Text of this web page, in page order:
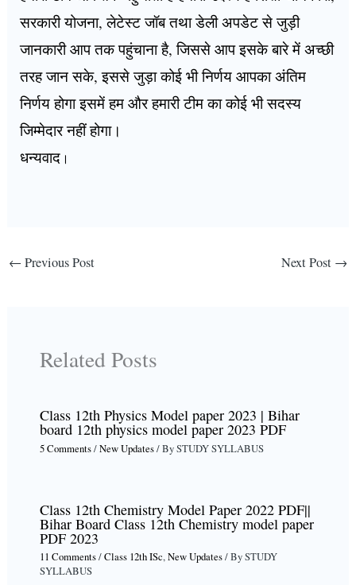
सरकारी योजना, लेटेस्ट जॉब तथा डेली अपडेट से जुड़ी
जानकारी आप तक पहुंचाना है, जिससे आप इसके बारे में अच्छी
तरह जान सके, इससे जुड़ा कोई भी निर्णय आपका अंतिम
निर्णय होगा इसमें हम और हमारी टीम का कोई भी सदस्य
जिम्मेदार नहीं होगा।
धन्यवाद ।
← Previous Post Next Post →
Related Posts
Class 12th Physics Model paper 2023 | Bihar
board 12th physics model paper 2023 PDF
5 Comments/New Updates/ BySTUDY SYLLABUS
Class 12th Chemistry Model Paper 2022 PDF||
Bihar Board Class 12th Chemistry model paper
PDF 2023
11 Comments/Class 12th ISc,New Updates/ BySTUDY
SYLLABUS